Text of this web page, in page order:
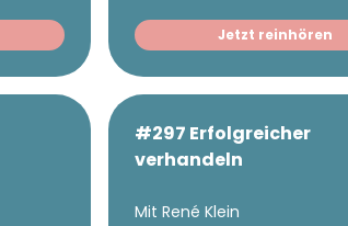
Jetzt reinhören
#297 Erfolgreicher
verhandeln
Mit René Klein